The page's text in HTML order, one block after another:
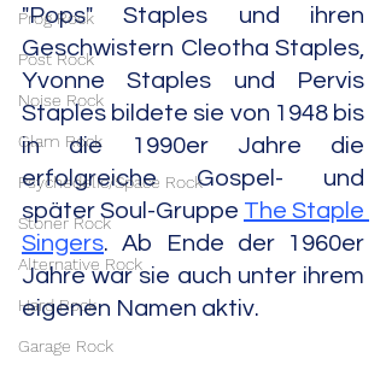
Prog Rock
Post Rock
Noise Rock
Glam Rock
Psychedelic/Space Rock
Stoner Rock
Alternative Rock
Hard Rock
Garage Rock
"Pops" Staples und ihren
Geschwistern Cleotha Staples,
Yvonne Staples und Pervis
Staples bildete sie von 1948 bis
in die 1990er Jahre die
erfolgreiche Gospel- und
später Soul-Gruppe The Staple
Singers. Ab Ende der 1960er
Jahre war sie auch unter ihrem
eigenen Namen aktiv.